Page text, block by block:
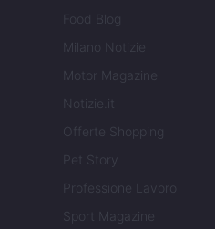
Food Blog
Milano Notizie
Motor Magazine
Notizie.it
Offerte Shopping
Pet Story
Professione Lavoro
Sport Magazine